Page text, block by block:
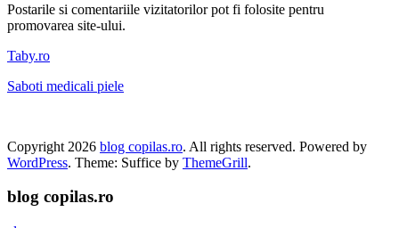
Postarile si comentariile vizitatorilor pot fi folosite pentru
promovarea site-ului.
Taby.ro
Saboti medicali piele
Copyright 2026 blog copilas.ro. All rights reserved. Powered by
WordPress. Theme: Suffice by ThemeGrill.
blog copilas.ro